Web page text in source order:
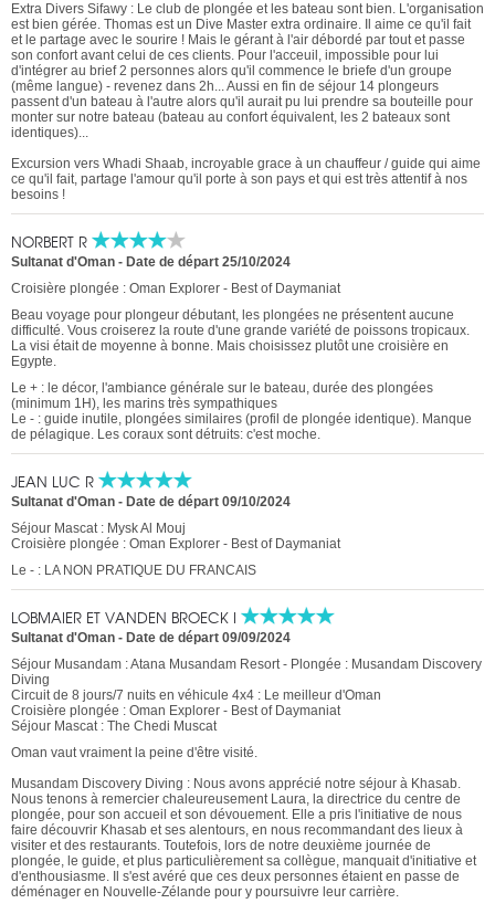
Extra Divers Sifawy : Le club de plongée et les bateau sont bien. L'organisation
est bien gérée. Thomas est un Dive Master extra ordinaire. Il aime ce qu'il fait
et le partage avec le sourire ! Mais le gérant à l'air débordé par tout et passe
son confort avant celui de ces clients. Pour l'acceuil, impossible pour lui
d'intégrer au brief 2 personnes alors qu'il commence le briefe d'un groupe
(même langue) - revenez dans 2h... Aussi en fin de séjour 14 plongeurs
passent d'un bateau à l'autre alors qu'il aurait pu lui prendre sa bouteille pour
monter sur notre bateau (bateau au confort équivalent, les 2 bateaux sont
identiques)...
Excursion vers Whadi Shaab, incroyable grace à un chauffeur / guide qui aime
ce qu'il fait, partage l'amour qu'il porte à son pays et qui est très attentif à nos
besoins !
NORBERT R
Sultanat d'Oman - Date de départ 25/10/2024
Croisière plongée : Oman Explorer - Best of Daymaniat
Beau voyage pour plongeur débutant, les plongées ne présentent aucune
difficulté. Vous croiserez la route d'une grande variété de poissons tropicaux.
La visi était de moyenne à bonne. Mais choisissez plutôt une croisière en
Egypte.
Le + : le décor, l'ambiance générale sur le bateau, durée des plongées
(minimum 1H), les marins très sympathiques
Le - : guide inutile, plongées similaires (profil de plongée identique). Manque
de pélagique. Les coraux sont détruits: c'est moche.
JEAN LUC R
Sultanat d'Oman - Date de départ 09/10/2024
Séjour Mascat : Mysk Al Mouj
Croisière plongée : Oman Explorer - Best of Daymaniat
Le - : LA NON PRATIQUE DU FRANCAIS
LOBMAIER ET VANDEN BROECK I
Sultanat d'Oman - Date de départ 09/09/2024
Séjour Musandam : Atana Musandam Resort - Plongée : Musandam Discovery
Diving
Circuit de 8 jours/7 nuits en véhicule 4x4 : Le meilleur d'Oman
Croisière plongée : Oman Explorer - Best of Daymaniat
Séjour Mascat : The Chedi Muscat
Oman vaut vraiment la peine d'être visité.
Musandam Discovery Diving : Nous avons apprécié notre séjour à Khasab.
Nous tenons à remercier chaleureusement Laura, la directrice du centre de
plongée, pour son accueil et son dévouement. Elle a pris l'initiative de nous
faire découvrir Khasab et ses alentours, en nous recommandant des lieux à
visiter et des restaurants. Toutefois, lors de notre deuxième journée de
plongée, le guide, et plus particulièrement sa collègue, manquait d'initiative et
d'enthousiasme. Il s'est avéré que ces deux personnes étaient en passe de
déménager en Nouvelle-Zélande pour y poursuivre leur carrière.